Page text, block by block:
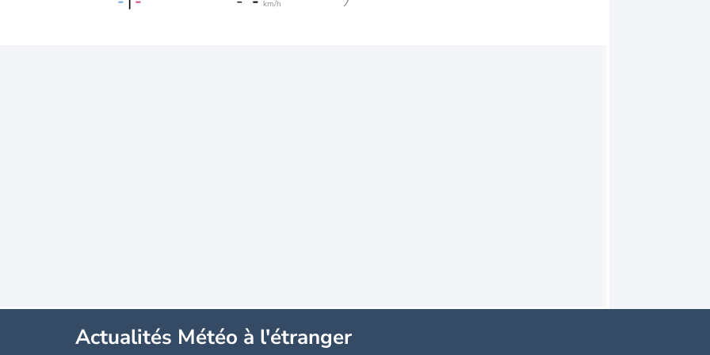
km/h
Actualités Météo à l'étranger